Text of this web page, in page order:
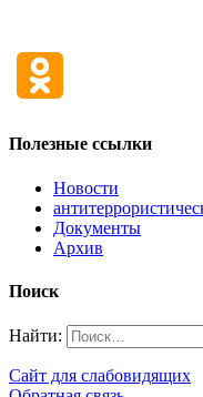
Полезные ссылки
Новости
Документы
Архив
Поиск
Найти:
Сайт для слабовидящих